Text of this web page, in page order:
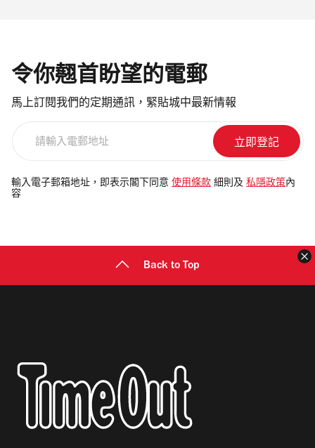
令你翹首盼望的電郵
馬上訂閱我們的定期通訊，緊貼城中最新情報
電
郵
輸入電子郵箱地址，即表示閣下同意 使用條款 細則及 私隱政策 內
容
Back to Top